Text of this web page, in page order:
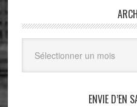
ENVIE D’EN